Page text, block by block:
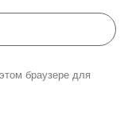
браузере для